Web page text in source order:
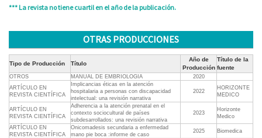
*** La revista no tiene cuartil en el año de la publicación.
OTRAS PRODUCCIONES
Tipo de Producción Título
Año de
Producción
Título de la
fuente
OTROS MANUAL DE EMBRIOLOGIA
2020
ARTÍCULO EN
REVISTA CIENTÍFICA
Implicancias éticas en la atención
hospitalaria a personas con discapacidad
intelectual: una revisión narrativa
2022
HORIZONTE
MEDICO
ARTÍCULO EN
REVISTA CIENTÍFICA
Adherencia a la atención prenatal en el
contexto sociocultural de países
subdesarrollados: una revisión narrativa
2023
Horizonte
Medico
ARTÍCULO EN
REVISTA CIENTÍFICA
Onicomadesis secundaria a enfermedad
mano pie boca :informe de caso
2025 Biomedica